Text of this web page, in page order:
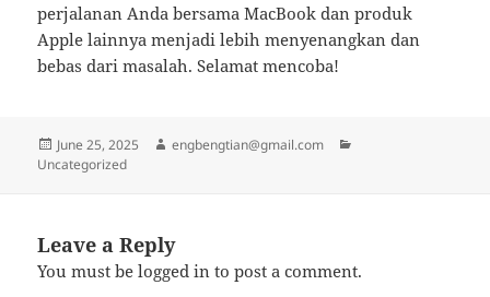
perjalanan Anda bersama MacBook dan produk
Apple lainnya menjadi lebih menyenangkan dan
bebas dari masalah. Selamat mencoba!
Posted
on
June 25, 2025 Author
engbengtian@gmail.com
Uncategorized
Leave a Reply
You must belogged in to post a comment.